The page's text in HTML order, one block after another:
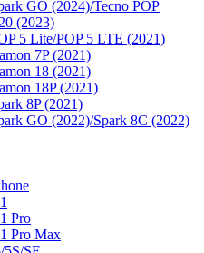
GO (2024)/Tecno POP
(2023)
5 Lite/POP 5 LTE (2021)
7P (2021)
18 (2021)
18P (2021)
8P (2021)
GO (2022)/Spark 8C (2022)
Pro
Pro Max